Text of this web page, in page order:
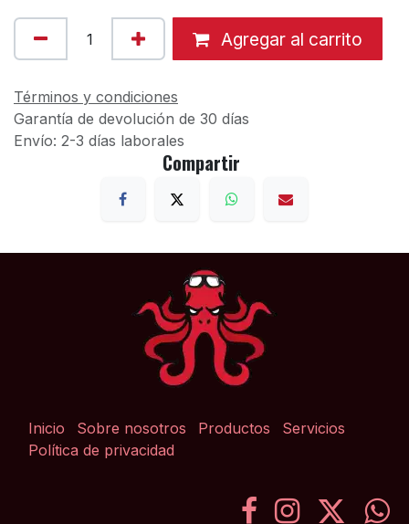
Agregar al carrito
Términos y condiciones
Garantía de devolución de 30 días
Envío: 2-3 días laborales
Compartir
Inicio Sobre nosotros Productos
Servicios
Política de privacidad